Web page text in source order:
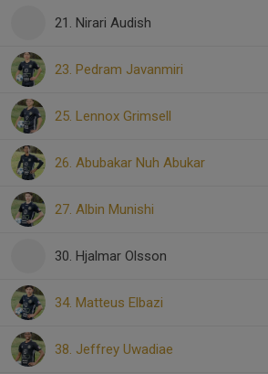
21. Nirari Audish
23. Pedram Javanmiri
25. Lennox Grimsell
26. Abubakar Nuh Abukar
27. Albin Munishi
30. Hjalmar Olsson
34. Matteus Elbazi
38. Jeffrey Uwadiae